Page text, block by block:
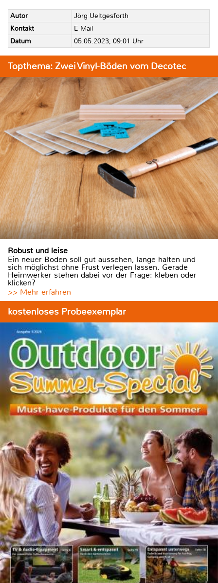
Autor
Jörg Ueltgesforth
Kontakt
E-Mail
Datum
05.05.2023, 09:01 Uhr
Topthema: Zwei Vinyl-Böden vom Decotec
Robust und leise
Ein neuer Boden soll gut aussehen, lange halten und
sich möglichst ohne Frust verlegen lassen. Gerade
Heimwerker stehen dabei vor der Frage: kleben oder
klicken?
>> Mehr erfahren
kostenloses Probeexemplar